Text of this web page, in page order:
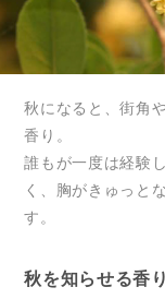
秋になると、街角
香り。
誰もが一度は経験
く、胸がきゅっと
す。
秋を知らせる香